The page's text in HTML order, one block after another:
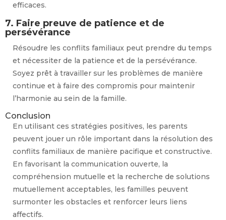
d
e
o
efficaces.
7. Faire preuve de patience et de
persévérance
Résoudre les conflits familiaux peut prendre du temps
et nécessiter de la patience et de la persévérance.
Soyez prêt à travailler sur les problèmes de manière
continue et à faire des compromis pour maintenir
l’harmonie au sein de la famille.
Conclusion
En utilisant ces stratégies positives, les parents
peuvent jouer un rôle important dans la résolution des
conflits familiaux de manière pacifique et constructive.
En favorisant la communication ouverte, la
compréhension mutuelle et la recherche de solutions
mutuellement acceptables, les familles peuvent
surmonter les obstacles et renforcer leurs liens
affectifs.